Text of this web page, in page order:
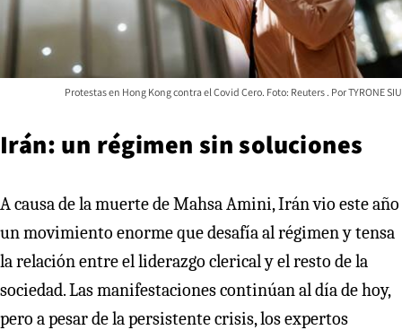
Protestas en Hong Kong contra el Covid Cero. Foto: Reuters TYRONE SIU
Irán: un régimen sin soluciones
A causa de la muerte de Mahsa Amini, Irán vio este año
un movimiento enorme que desafía al régimen y tensa
la relación entre el liderazgo clerical y el resto de la
sociedad. Las manifestaciones continúan al día de hoy,
pero a pesar de la persistente crisis, los expertos